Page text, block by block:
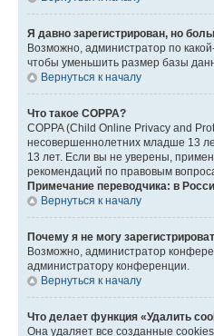
Я давно зарегистрирован, но
Возможно, администратор по
чтобы уменьшить размер базы
Вернуться к началу
Что такое COPPA?
COPPA (Child Online Privacy and
несовершеннолетних младше 13
13 лет. Если вы не уверены,
рекомендаций по правовым
Примечание переводчика: в
Вернуться к началу
Почему я не могу
Возможно, администратор
администратору конференции.
Вернуться к началу
Что делает функция «Удалить
Она удаляет все созданные